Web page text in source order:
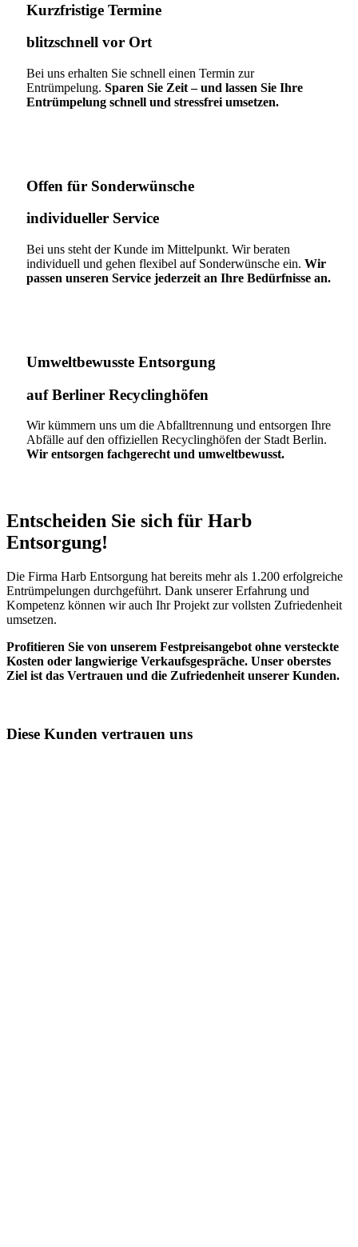
Kurzfristige Termine​
blitzschnell vor Ort
Bei uns erhalten Sie schnell einen Termin zur
Entrümpelung. Sparen Sie Zeit – und lassen Sie Ihre
Entrümpelung schnell und stressfrei umsetzen.
Offen für Sonderwünsche​
individueller Service
Bei uns steht der Kunde im Mittelpunkt. Wir beraten
individuell und gehen flexibel auf Sonderwünsche ein. Wir
passen unseren Service jederzeit an Ihre Bedürfnisse an.
Umweltbewusste Entsorgung
auf Berliner Recyclinghöfen​
Wir kümmern uns um die Abfalltrennung und entsorgen Ihre
Abfälle auf den offiziellen Recyclinghöfen der Stadt Berlin.
Wir entsorgen fachgerecht und umweltbewusst.
Entscheiden Sie sich für Harb
Entsorgung!​
Die Firma Harb Entsorgung hat bereits mehr als 1.200 erfolgreiche
Entrümpelungen durchgeführt. Dank unserer Erfahrung und
Kompetenz können wir auch Ihr Projekt zur vollsten Zufriedenheit
umsetzen.
Profitieren Sie von unserem Festpreisangebot ohne versteckte
Kosten oder langwierige Verkaufsgespräche. Unser oberstes
Ziel ist das Vertrauen und die Zufriedenheit unserer Kunden.
Diese Kunden vertrauen uns